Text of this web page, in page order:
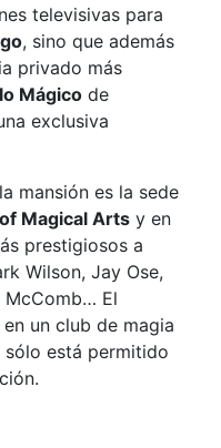
televisivas para
, sino que además
privado más
Mágico de
exclusiva
mansión es la sede
Magical Arts y en
prestigiosos a
Wilson, Jay Ose,
McComb… El
un club de magia
está permitido